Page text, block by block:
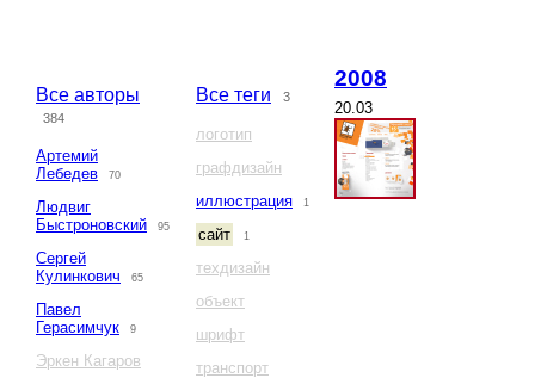
Все авторы
384
Артемий
Лебедев
70
Людвиг
Быстроновский
95
Сергей
Кулинкович
65
Павел
Герасимчук
9
Эркен Кагаров
Все теги 3
логотип
графдизайн
иллюстрация
1
сайт 1
техдизайн
объект
шрифт
транспорт
2008
20.03